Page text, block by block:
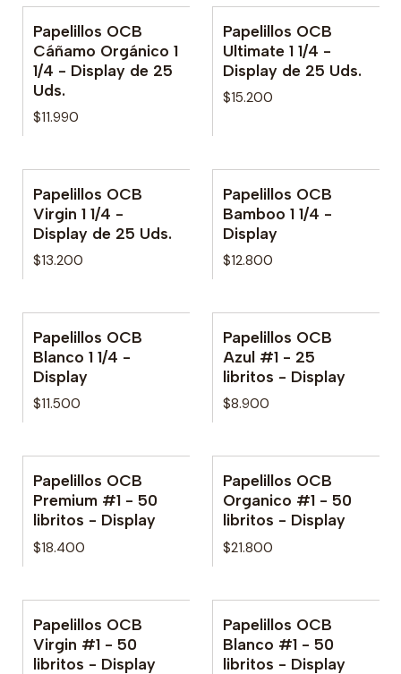
Papelillos OCB
Cáñamo Orgánico 1
1/4 - Display de 25
Uds.
$11.990
Papelillos OCB
Ultimate 1 1/4 -
Display de 25 Uds.
$15.200
Papelillos OCB
Virgin 1 1/4 -
Display de 25 Uds.
$13.200
Papelillos OCB
Bamboo 1 1/4 -
Display
$12.800
Papelillos OCB
Blanco 1 1/4 -
Display
$11.500
Papelillos OCB
Azul #1 - 25
libritos - Display
$8.900
Papelillos OCB
Premium #1 - 50
libritos - Display
$18.400
Papelillos OCB
Organico #1 - 50
libritos - Display
$21.800
Papelillos OCB
Virgin #1 - 50
libritos - Display
Papelillos OCB
Blanco #1 - 50
libritos - Display